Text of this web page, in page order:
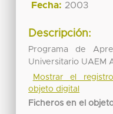
Fecha: 2003
Descripción:
Programa de
Universitario UAEM
Mostrar el
objeto digital
Ficheros en el